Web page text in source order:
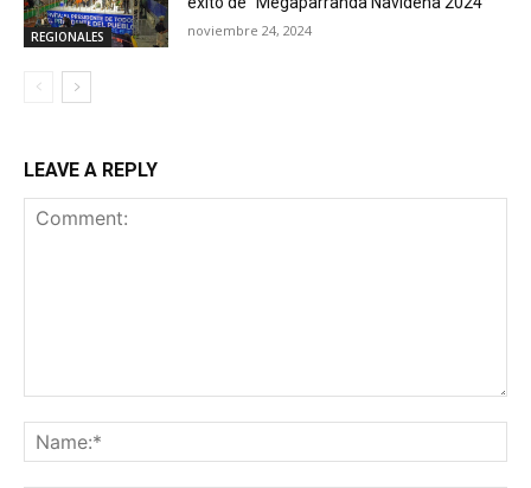
REGIONALES noviembre 24, 2024
LEAVE A REPLY